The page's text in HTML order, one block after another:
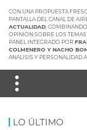
CON UNA PROPUESTA
PANTALLA DEL CANAL DE
ACTUALIDAD ,
OPINIÓN SOBRE LOS
PANEL INTEGRADO POR
COLMENERO Y NACHO
ANÁLISIS Y PERSONALIDAD
LO ÚLTIMO